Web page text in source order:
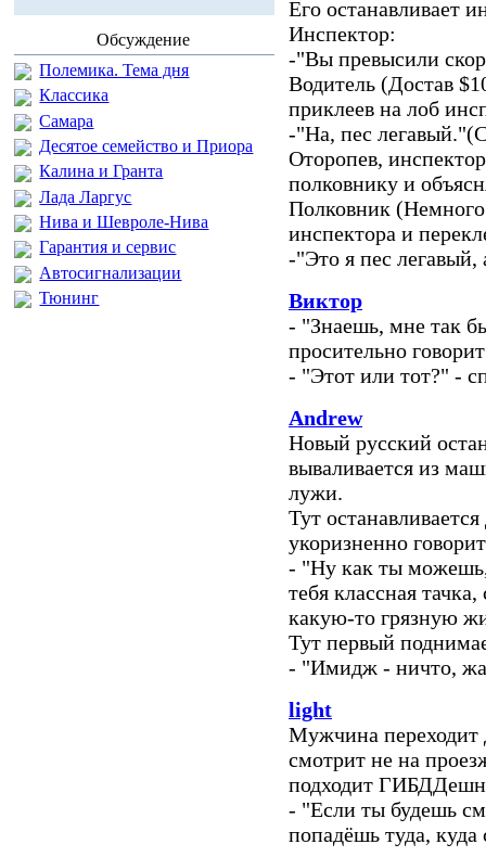
Обсуждение
Полемика. Тема дня
Классика
Самара
Десятое семейство и Приора
Калина и Гранта
Лада Ларгус
Нива и Шевроле-Нива
Гарантия и сервис
Автосигнализации
Тюнинг
Его останавливает
Инспектор:
-"Вы превысили
Водитель (Достав
приклеев на лоб
-"На, пес
Оторопев,
полковнику и
Полковник
инспектора и
-"Это я пес
Виктор
- "Знаешь, мне так
просительно
- "Этот или тот?" -
Andrew
Новый русский
вываливается из
лужи.
Тут
укоризненно
- "Ну как ты можешь,
тебя классная
какую-то грязную
Тут первый
- "Имидж - ничто,
light
Мужчина переходит
смотрит не на
подходит
- "Если ты будешь
попадёшь туда,